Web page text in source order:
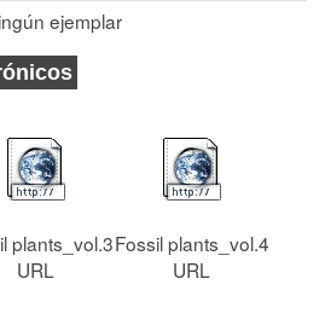
ejemplar
plants_vol.3
URL
Fossil plants_vol.4
URL